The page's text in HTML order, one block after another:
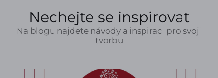
Nechejte se inspirovat
Na blogu najdete návody a inspiraci pro svoji
tvorbu